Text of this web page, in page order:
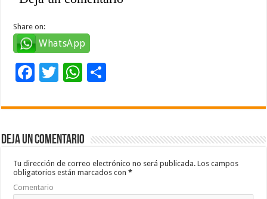
Share on:
WhatsApp
F
e
b
o
o
k
T
tt
er
W
at
sA
p
p
m
ar
ti
Deja un comentario
Tu dirección de correo electrónico no será publicada. Los campos
obligatorios están marcados con*
Comentario